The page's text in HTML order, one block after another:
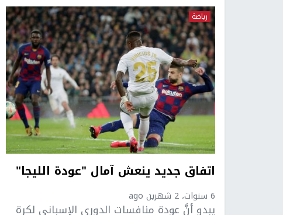
رياضة
اتفاق جديد ينعش آمال "عودة الليجا"
6 سنوات، 2 شهرين ago
يبدو أنَّ عودة منافسات الدوري الإسباني لكرة